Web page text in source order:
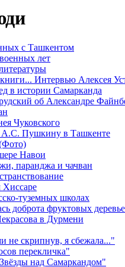
с Ташкентом
лет
Интервью Алексея
в истории Самарканда
об Александре
Чуковского
А.С. Пушкину в Ташкенте
Навои
паранджа и чачван
туземных школах
доброта фруктовых
в Дурмени
не скрипнув, я сбежала..."
перекличка"
над Самаркандом"